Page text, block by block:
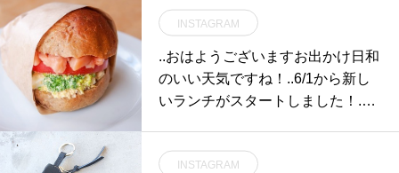
INSTAGRAM
..おはようございます︎お出かけ日和
のいい天気ですね！..6/1から新し
いランチがスタートしました！.◇
麦やオートミールの入ったコクの
INSTAGRAM